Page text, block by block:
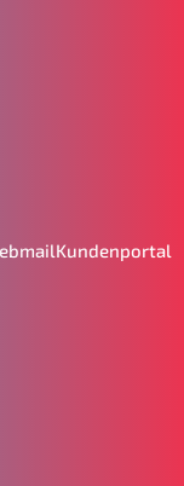
Kundenportal